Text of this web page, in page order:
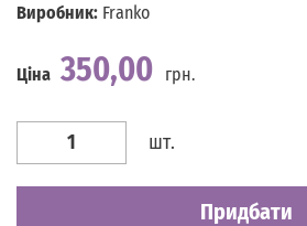
Виробник: Franko
Ціна 350,00
грн.
шт.
Придбати